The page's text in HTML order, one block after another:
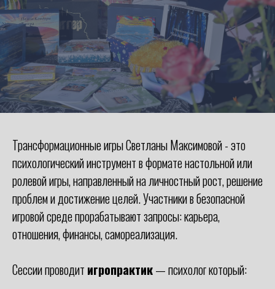
Трансформационные игры Светланы Максимовой - это
психологический инструмент в формате настольной или
ролевой игры, направленный на личностный рост, решение
проблем и достижение целей. Участники в безопасной
игровой среде прорабатывают запросы: карьера,
отношения, финансы, самореализация.
Сессии проводит игропрактик— психолог который: